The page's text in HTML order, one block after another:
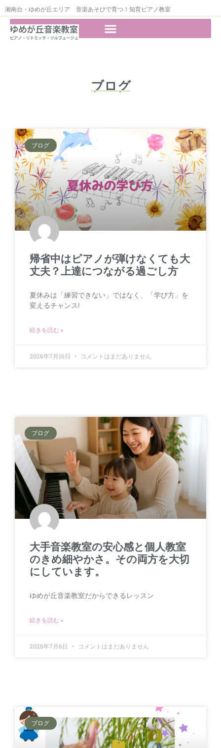
湘南台・ゆめが丘エリア 音楽あそびで育つ！知育ピアノ教室
ブログ
ブログ
帰省中はピアノが弾けなくても大
丈夫？上達につながる過ごし方
夏休みは「練習できない」ではなく、「学び方」を
変えるチャンス!
続きを読む »
2026年7月16日 コメントはまだありません
ブログ
大手音楽教室の安心感と個人教室
のきめ細やかさ。その両方を大切
にしています。
ゆめが丘音楽教室だからできるレッスン
続きを読む »
2026年7月6日 コメントはまだありません
ブログ